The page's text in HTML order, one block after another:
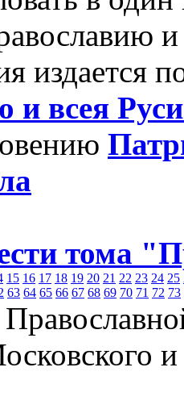
издается
и всея
тома
15 16 17 18 19 20 21 22 23 24 25
63 64 65 66 67 68 69 70 71 72 73